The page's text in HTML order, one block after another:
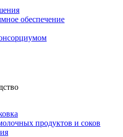
обеспечение
продуктов и соков